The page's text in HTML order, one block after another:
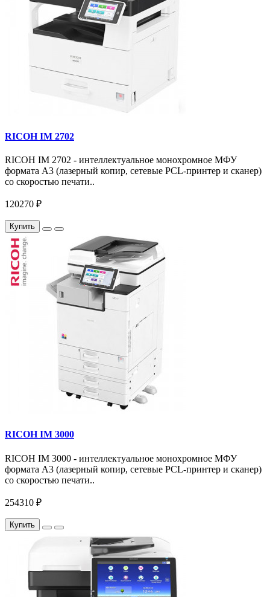
RICOH IM 2702
RICOH IM 2702 - интеллектуальное монохромное МФУ
формата А3 (лазерный копир, сетевые PCL-принтер и сканер)
со скоростью печати..
120270 ₽
Купить
RICOH IM 3000
RICOH IM 3000 - интеллектуальное монохромное МФУ
формата А3 (лазерный копир, сетевые PCL-принтер и сканер)
со скоростью печати..
254310 ₽
Купить